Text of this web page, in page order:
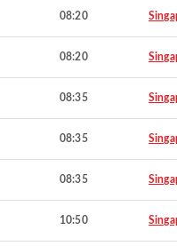
08:20
08:20
08:35
08:35
08:35
10:50